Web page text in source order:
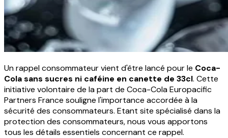
Un rappel consommateur vient d'être lancé pour le Coca-
Cola sans sucres ni caféine en canette de 33cl. Cette
initiative volontaire de la part de Coca-Cola Europacific
Partners France souligne l'importance accordée à la
sécurité des consommateurs. Etant site spécialisé dans la
protection des consommateurs, nous vous apportons
tous les détails essentiels concernant ce rappel.